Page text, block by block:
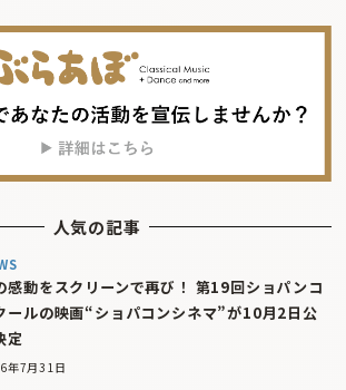
人気の記事
感動をスクリーンで再び！ 第19回ショパンコ
ールの映画“ショパコンシネマ”が10月2日公
定
年7月31日